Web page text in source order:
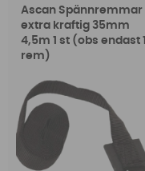
Ascan Spännremmar
extra kraftig 35mm
4,5m 1 st (obs endast 1
rem)